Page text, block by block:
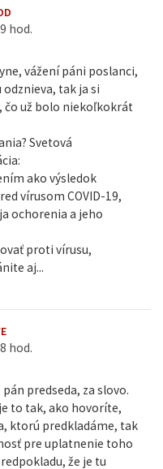
hod.
vážení páni poslanci,
tak ja si
už bolo niekoľkokrát
Svetová
ako výsledok
vírusom COVID-19,
ochorenia a jeho
proti vírusu,
aj...
hod.
predseda, za slovo.
to tak, ako hovoríte,
ktorú predkladáme, tak
pre uplatnenie toho
že je tu